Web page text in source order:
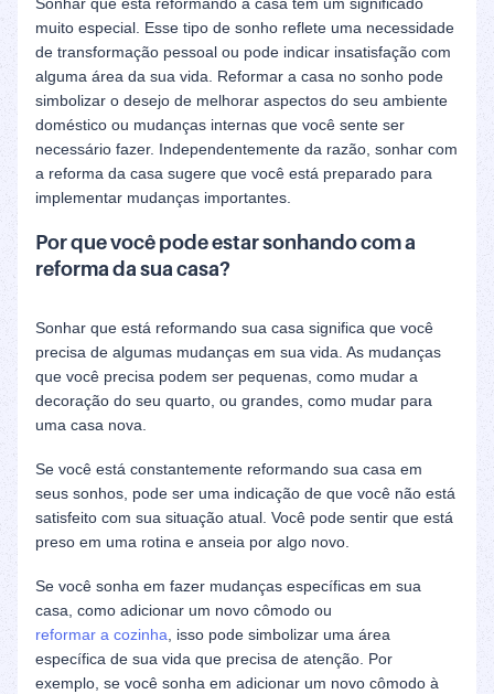
muito especial. Esse tipo de sonho reflete uma necessidade
de transformação pessoal ou pode indicar insatisfação com
alguma área da sua vida. Reformar a casa no sonho pode
simbolizar o desejo de melhorar aspectos do seu ambiente
doméstico ou mudanças internas que você sente ser
necessário fazer. Independentemente da razão, sonhar com
a reforma da casa sugere que você está preparado para
implementar mudanças importantes.
Por que você pode estar sonhando com a
reforma da sua casa?
Sonhar que está reformando sua casa significa que você
precisa de algumas mudanças em sua vida. As mudanças
que você precisa podem ser pequenas, como mudar a
decoração do seu quarto, ou grandes, como mudar para
uma casa nova.
Se você está constantemente reformando sua casa em
seus sonhos, pode ser uma indicação de que você não está
satisfeito com sua situação atual. Você pode sentir que está
preso em uma rotina e anseia por algo novo.
Se você sonha em fazer mudanças específicas em sua
casa, como adicionar um novo cômodo ou
reformar a cozinha , isso pode simbolizar uma área
específica de sua vida que precisa de atenção. Por
exemplo, se você sonha em adicionar um novo cômodo à